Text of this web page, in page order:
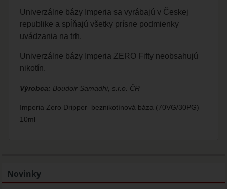
Univerzálne bázy Imperia sa vyrábajú v Českej
republike a spĺňajú všetky prísne podmienky
uvádzania na trh.
Univerzálne bázy Imperia ZERO Fifty neobsahujú
nikotín.
Výrobca: Boudoir Samadhi, s.r.o. ČR
Imperia Zero Dripper beznikotínová báza (70VG/30PG)
10ml
Novinky